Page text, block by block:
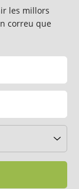
les millors
correu que